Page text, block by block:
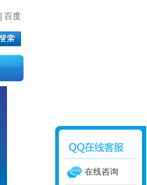
百度
在线咨询